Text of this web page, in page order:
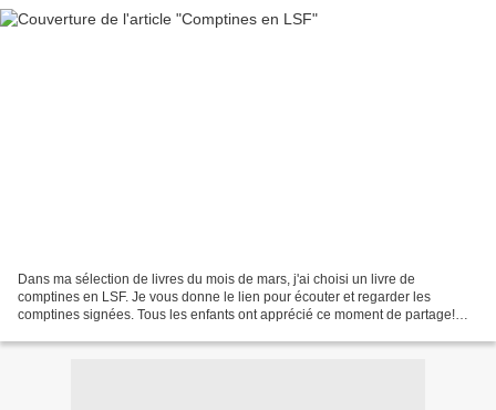
Dans ma sélection de livres du mois de mars, j'ai choisi un livre de
comptines en LSF. Je vous donne le lien pour écouter et regarder les
comptines signées. Tous les enfants ont apprécié ce moment de partage!